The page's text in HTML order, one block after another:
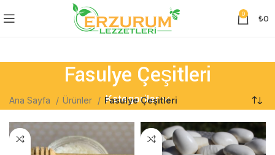
0 ₺0
Fasulye Çeşitleri
Kategoriler
Ana Sayfa Ürünler Fasulye Çeşitleri